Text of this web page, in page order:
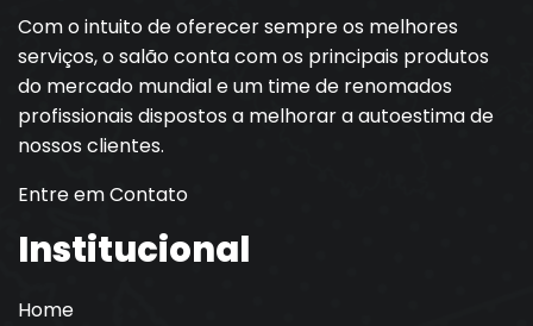
Com o intuito de oferecer sempre os melhores
serviços, o salão conta com os principais produtos
do mercado mundial e um time de renomados
profissionais dispostos a melhorar a autoestima de
nossos clientes.
Entre em Contato
Institucional
Home